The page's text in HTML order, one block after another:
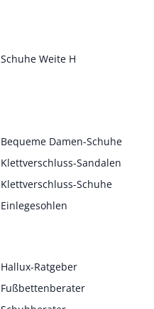
Schuhe Weite H
Bequeme Damen-Schuhe
Klettverschluss-Sandalen
Klettverschluss-Schuhe
Einlegesohlen
Hallux-Ratgeber
Fußbettenberater